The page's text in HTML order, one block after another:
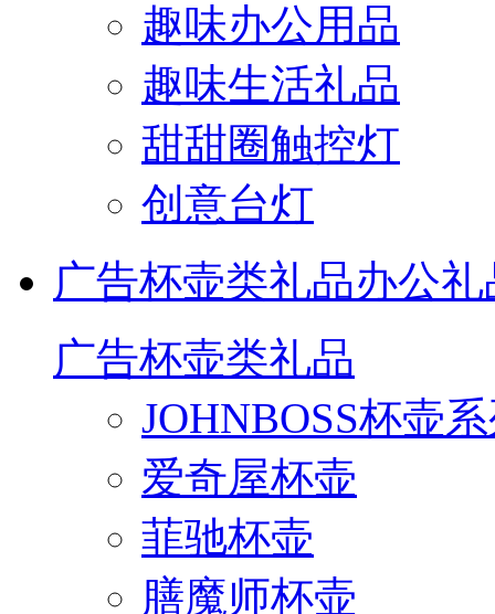
趣味办公用品
趣味生活礼品
甜甜圈触控灯
创意台灯
广告杯壶类礼品办公礼
广告杯壶类礼品
JOHNBOSS杯壶
爱奇屋杯壶
菲驰杯壶
膳魔师杯壶